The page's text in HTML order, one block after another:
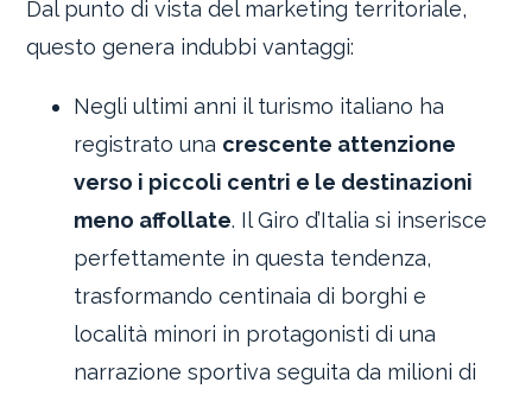
Dal punto di vista del marketing territoriale,
questo genera indubbi vantaggi:
Negli ultimi anni il turismo italiano ha
registrato una crescente attenzione
verso i piccoli centri e le destinazioni
meno affollate. Il Giro d’Italia si inserisce
perfettamente in questa tendenza,
trasformando centinaia di borghi e
località minori in protagonisti di una
narrazione sportiva seguita da milioni di